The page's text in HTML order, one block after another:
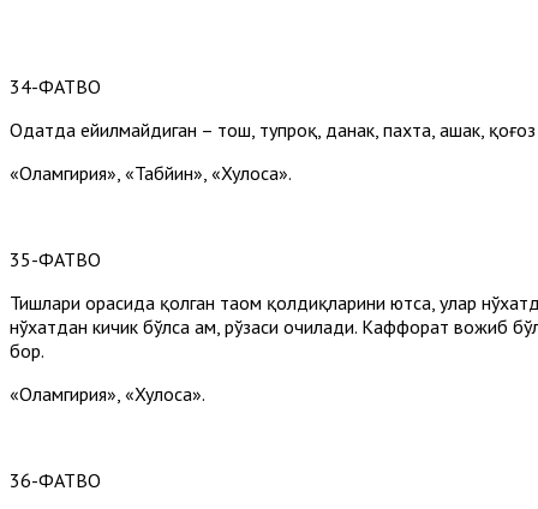
34-ФАТВО
Одатда ейилмайдиган – тош, тупроқ, данак, пахта, ҳашак,
«Оламгирия», «Табйин», «Хулоса».
35-ФАТВО
Тишлари орасида қолган таом қолдиқларини ютса, улар
нўхатдан кичик бўлса ҳам, рўзаси очилади. Каффорат вожиб
бор.
«Оламгирия», «Хулоса».
36-ФАТВО